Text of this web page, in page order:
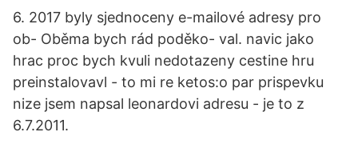
6. 2017 byly sjednoceny e-mailové adresy pro
ob- Oběma bych rád poděko- val. navic jako
hrac proc bych kvuli nedotazeny cestine hru
preinstalovavl - to mi re ketos:o par prispevku
nize jsem napsal leonardovi adresu - je to z
6.7.2011.